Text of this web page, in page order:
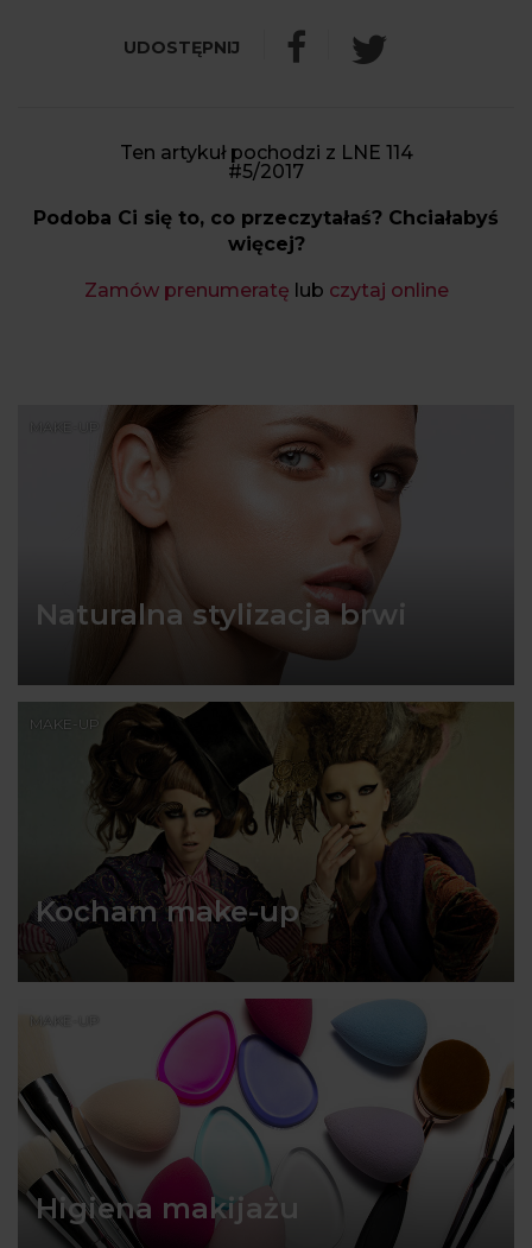
Ten artykuł pochodzi z LNE 114
#5/2017
Podoba Ci się to, co przeczytałaś? Chciałabyś
więcej?
Zamów prenumeratę lub czytaj online
MAKE-UP
Naturalna stylizacja brwi
MAKE-UP
Kocham make-up
MAKE-UP
Higiena makijażu